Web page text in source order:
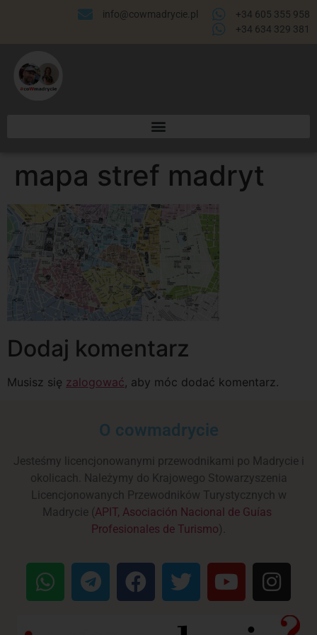
info@cowmadrycie.pl
+34 605 355 958
+34 634 329 381​
mapa stref madryt
Dodaj komentarz
Musisz się zalogować, aby móc dodać komentarz.
O cowmadrycie
Jesteśmy licencjonowanymi przewodnikami po Madrycie i
okolicach. Należymy do Krajowego Stowarzyszenia
Licencjonowanych Przewodników Turystycznych w
Madrycie (APIT, Asociación Nacional de Guías
Profesionales de Turismo).